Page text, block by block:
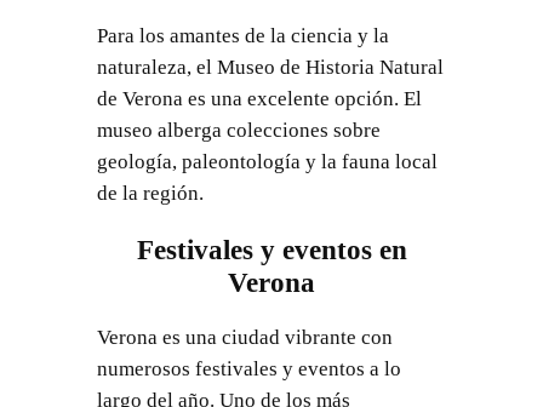
Para los amantes de la ciencia y la
naturaleza, el Museo de Historia Natural
de Verona es una excelente opción. El
museo alberga colecciones sobre
geología, paleontología y la fauna local
de la región.
Festivales y eventos en
Verona
Verona es una ciudad vibrante con
numerosos festivales y eventos a lo
largo del año. Uno de los más